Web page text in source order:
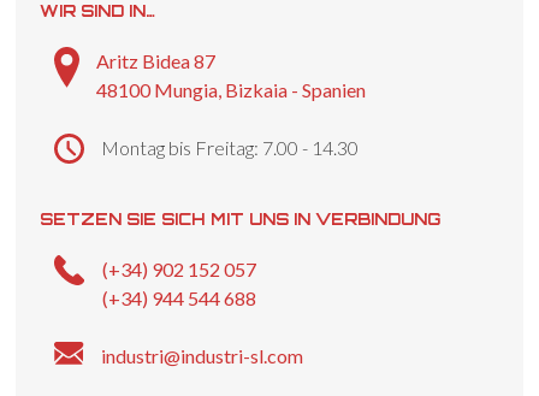
WIR SIND IN…
Aritz Bidea 87
48100 Mungia, Bizkaia - Spanien
Montag bis Freitag: 7.00 - 14.30
SETZEN SIE SICH MIT UNS IN VERBINDUNG
(+34) 902 152 057
(+34) 944 544 688
industri@industri-sl.com